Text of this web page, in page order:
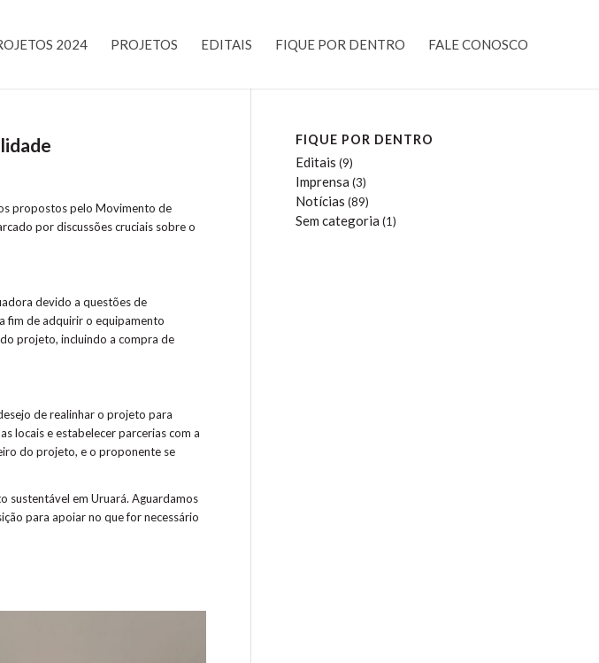
2024 PROJETOS EDITAIS FIQUE POR DENTRO FALE CONOSCO
propostos pelo Movimento de
por discussões cruciais sobre o
devido a questões de
fim de adquirir o equipamento
projeto, incluindo a compra de
de realinhar o projeto para
locais e estabelecer parcerias com a
do projeto, e o proponente se
sustentável em Uruará. Aguardamos
para apoiar no que for necessário
FIQUE POR DENTRO
Editais (9)
Imprensa (3)
Notícias (89)
Sem categoria (1)